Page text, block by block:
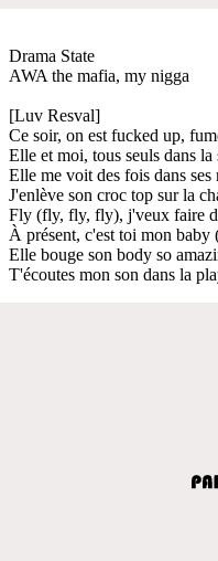
Drama State
AWA the mafia, my nigga
[Luv Resval]
Ce soir, on est fucked up,
Elle et moi, tous seuls dans
Elle me voit des fois dans
J'enlève son croc top sur la
Fly (fly, fly, fly), j'veux faire
À présent, c'est toi mon baby
Elle bouge son body so
T'écoutes mon son dans la